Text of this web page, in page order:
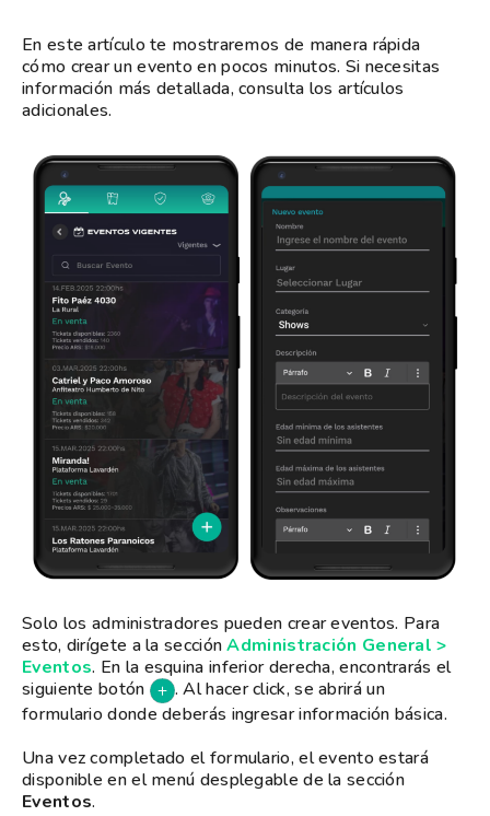
En este artículo te mostraremos de manera rápida
cómo crear un evento en pocos minutos. Si necesitas
información más detallada, consulta los artículos
adicionales.
Solo los administradores pueden crear eventos. Para
esto, dirígete a la secciónAdministración General >
Eventos. En la esquina inferior derecha, encontrarás el
siguiente botón
. Al hacer click, se abrirá un
formulario donde deberás ingresar información básica.
Una vez completado el formulario, el evento estará
disponible en el menú desplegable de la sección
Eventos.